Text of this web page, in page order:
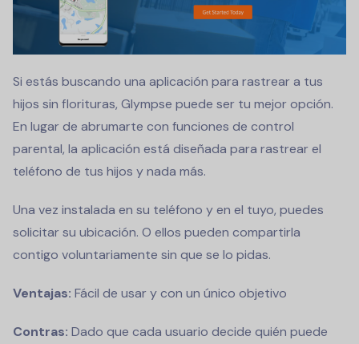
Si estás buscando una aplicación para rastrear a tus
hijos sin florituras, Glympse puede ser tu mejor opción.
En lugar de abrumarte con funciones de control
parental, la aplicación está diseñada para rastrear el
teléfono de tus hijos y nada más.
Una vez instalada en su teléfono y en el tuyo, puedes
solicitar su ubicación. O ellos pueden compartirla
contigo voluntariamente sin que se lo pidas.
Ventajas: Fácil de usar y con un único objetivo
Contras: Dado que cada usuario decide quién puede